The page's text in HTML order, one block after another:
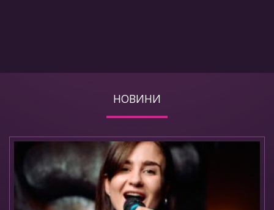
НОВИНИ